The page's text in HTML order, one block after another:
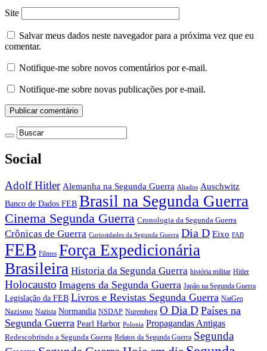
Site
Salvar meus dados neste navegador para a próxima vez que eu
comentar.
Notifique-me sobre novos comentários por e-mail.
Notifique-me sobre novas publicações por e-mail.
Social
Adolf Hitler Alemanha na Segunda Guerra Aliados Auschwitz
Banco de Dados FEB Brasil na Segunda Guerra
Cinema Segunda Guerra Cronologia da Segunda Guerra
Crônicas de Guerra Curiosidades da Segunda Guerra Dia D Eixo FAB
FEB Filmes Força Expedicionária
Brasileira Historia da Segunda Guerra história militar Hitler
Holocausto Imagens da Segunda Guerra Japão na Segunda Guerra
Legislação da FEB Livros e Revistas Segunda Guerra NatGeo
Nazismo Nazista Normandia NSDAP Nuremberg O Dia D Países na
Segunda Guerra Pearl Harbor Polonia Propagandas Antigas
Redescobrindo a Segunda Guerra Relatos da Segunda Guerra Segunda